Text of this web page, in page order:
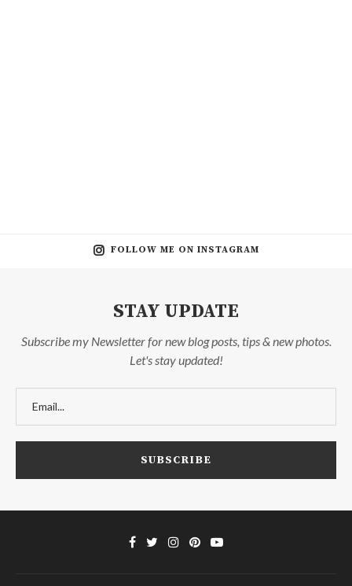
FOLLOW ME ON INSTAGRAM
STAY UPDATE
Subscribe my Newsletter for new blog posts, tips & new photos.
Let's stay updated!